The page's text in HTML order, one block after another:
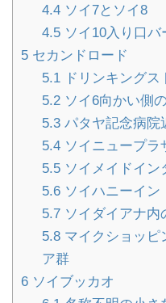
4.4ソイ7とソイ8
4.5ソイ10入り口バ
5 セカンドロード
5.1ドリンキングス
5.2ソイ6向かい側
5.3パタヤ記念病院
5.4ソイニュープラ
5.5ソイメイドイン
5.6ソイハニーイン
5.7ソイダイアナ内
5.8マイクショッピ
ア群
6 ソイブッカオ